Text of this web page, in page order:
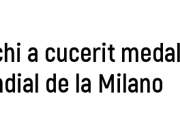
a cucerit
de la Milano